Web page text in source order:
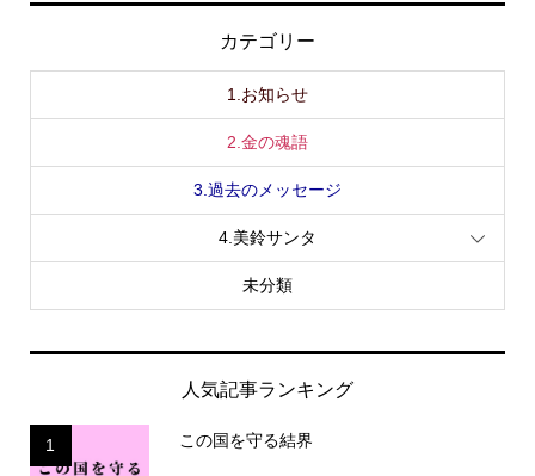
カテゴリー
1.お知らせ
2.金の魂語
3.過去のメッセージ
4.美鈴サンタ
未分類
人気記事ランキング
1 この国を守る結界